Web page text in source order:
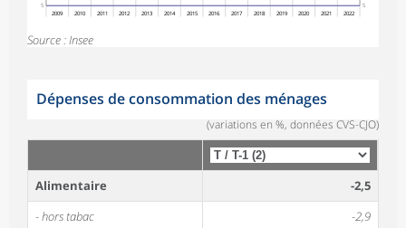
5 5
2009 2010 2011 2012 2013 2014 2015 2016 2017 2018 2019 2020 2021 2022
Source : Insee
Dépenses de consommation des ménages
(variations en %, données CVS-CJO)
Alimentaire
-2,5
- hors tabac
-2,9